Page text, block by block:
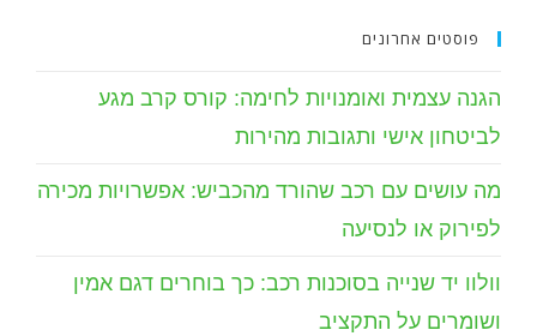
פוסטים אחרונים
הגנה עצמית ואומנויות לחימה: קורס קרב מגע
לביטחון אישי ותגובות מהירות
מה עושים עם רכב שהורד מהכביש: אפשרויות מכירה
לפירוק או לנסיעה
וולוו יד שנייה בסוכנות רכב: כך בוחרים דגם אמין
ושומרים על התקציב